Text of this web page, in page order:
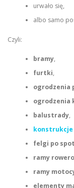
urwało się,
albo samo
Czyli:
bramy,
furtki,
ogrodzenia
ogrodzenia
balustrady,
felgi po
ramy
ramy
elementy